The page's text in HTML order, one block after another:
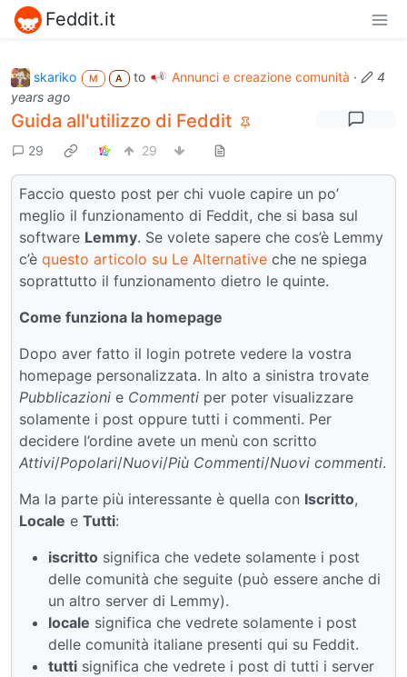
Feddit.it
skariko M A to Annunci e creazione comunità ·
4
years ago
Guida all'utilizzo di Feddit
29 29
Faccio questo post per chi vuole capire un po’
meglio il funzionamento di Feddit, che si basa sul
software Lemmy. Se volete sapere che cos’è Lemmy
c’è questo articolo su Le Alternative che ne spiega
soprattutto il funzionamento dietro le quinte.
Come funziona la homepage
Dopo aver fatto il login potrete vedere la vostra
homepage personalizzata. In alto a sinistra trovate
Pubblicazioni e Commenti per poter visualizzare
solamente i post oppure tutti i commenti. Per
decidere l’ordine avete un menù con scritto
Attivi/Popolari/Nuovi/Più Commenti/Nuovi commenti.
Ma la parte più interessante è quella con Iscritto,
Locale e Tutti:
iscritto significa che vedete solamente i post
delle comunità che seguite (può essere anche di
un altro server di Lemmy).
locale significa che vedrete solamente i post
delle comunità italiane presenti qui su Feddit.
tutti significa che vedrete i post di tutti i server